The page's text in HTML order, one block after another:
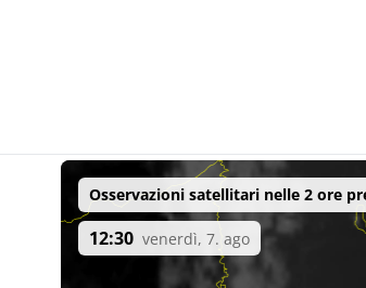
Osservazioni satellitari nelle 2 ore
12:30 venerdì, 7. ago